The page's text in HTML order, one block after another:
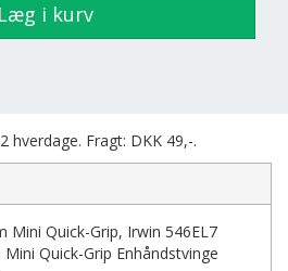
Læg i kurv
hverdage. Fragt: DKK 49,-.
Quick-Grip, Irwin 546EL7
Quick-Grip Enhåndstvinge